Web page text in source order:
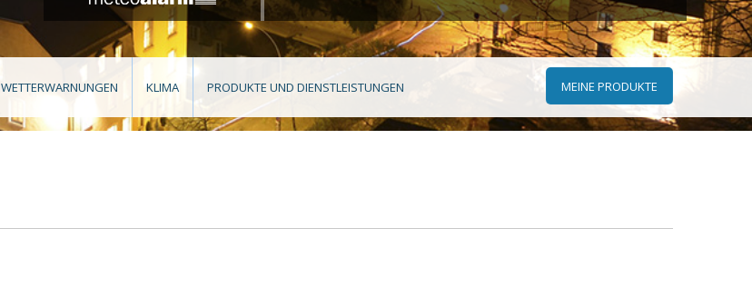
WETTERWARNUNGEN KLIMA PRODUKTE UND DIENSTLEISTUNGEN MEINE PRODUKTE